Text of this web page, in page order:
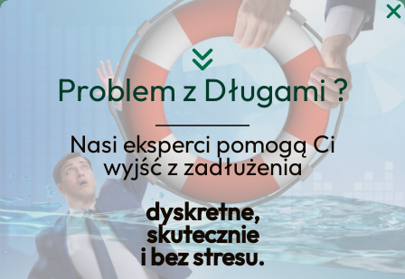
Problem z Długami ?
Nasi eksperci pomogą Ci
wyjść z zadłużenia
dyskretne,
skutecznie
i bez stresu.
Przejdź
Święta kredytowe w
2024 roku – Będą, ale nie
dla każdego